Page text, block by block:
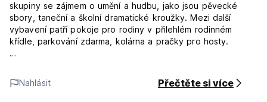
skupiny se zájmem o umění a hudbu, jako jsou pěvecké
sbory, taneční a školní dramatické kroužky. Mezi další
vybavení patří pokoje pro rodiny v přilehlém rodinném
křídle, parkování zdarma, kolárna a pračky pro hosty.
středověké město obsahuje mnoho budov výjimečné kvality,
které svědčí o jeho historii jako obchodního centra a jeho
Nahlásit Přečtěte si více